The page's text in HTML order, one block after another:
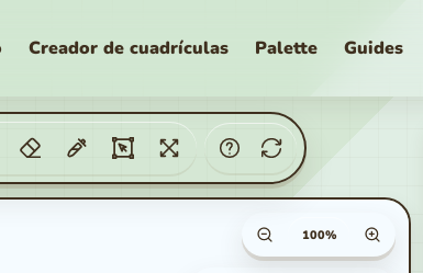
Creador de cuadrículas Palette Guides
de píxeles
Lienzo zoom percentage